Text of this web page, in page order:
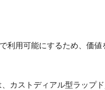
用可能にするため、価
カストディアル型ラップ